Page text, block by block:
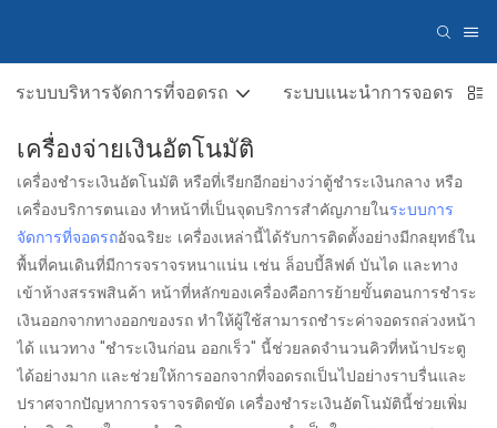
ระบบบริหารจัดการที่จอดรถ ระบบแนะนำการจอดรถ
เครื่องจ่ายเงินอัตโนมัติ
เครื่องชำระเงินอัตโนมัติ หรือที่เรียกอีกอย่างว่าตู้ชำระเงินกลาง หรือ
เครื่องบริการตนเอง ทำหน้าที่เป็นจุดบริการสำคัญภายในระบบการ
จัดการที่จอดรถอัจฉริยะ เครื่องเหล่านี้ได้รับการติดตั้งอย่างมีกลยุทธ์ใน
พื้นที่คนเดินที่มีการจราจรหนาแน่น เช่น ล็อบบี้ลิฟต์ บันได และทาง
เข้าห้างสรรพสินค้า หน้าที่หลักของเครื่องคือการย้ายขั้นตอนการชำระ
เงินออกจากทางออกของรถ ทำให้ผู้ใช้สามารถชำระค่าจอดรถล่วงหน้า
ได้ แนวทาง "ชำระเงินก่อน ออกเร็ว" นี้ช่วยลดจำนวนคิวที่หน้าประตู
ได้อย่างมาก และช่วยให้การออกจากที่จอดรถเป็นไปอย่างราบรื่นและ
ปราศจากปัญหาการจราจรติดขัด เครื่องชำระเงินอัตโนมัตินี้ช่วยเพิ่ม